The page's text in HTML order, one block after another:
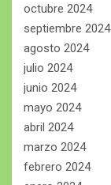
octubre 2024
septiembre 2024
agosto 2024
julio 2024
junio 2024
mayo 2024
abril 2024
marzo 2024
febrero 2024